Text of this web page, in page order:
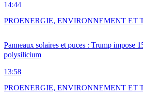
14:44
Panneaux solaires et puces : Trump impose
polysilicium
13:58
PROENERGIE, ENVIRONNEMENT ET
PROENERGIE, ENVIRONNEMENT ET